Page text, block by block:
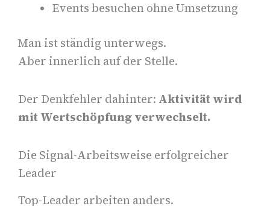
Events besuchen ohne Umsetzung
Man ist ständig unterwegs.
Aber innerlich auf der Stelle.
Der Denkfehler dahinter: Aktivität wird
mit Wertschöpfung verwechselt.
Die Signal-Arbeitsweise erfolgreicher
Leader
Top-Leader arbeiten anders.